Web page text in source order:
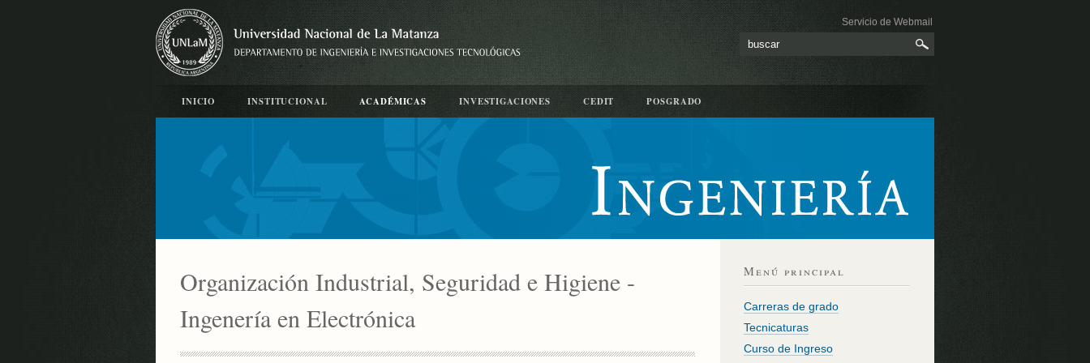
Servicio de Webmail
INICIO INSTITUCIONAL ACADÉMICAS INVESTIGACIONES CEDIT POSGRADO
Organización Industrial, Seguridad e Higiene -
Ingenería en Electrónica
Menú principal
Carreras de grado
Tecnicaturas
Curso de Ingreso